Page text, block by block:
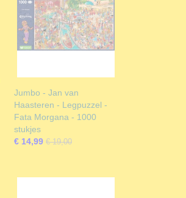
Jumbo - Jan van
Haasteren - Legpuzzel -
Fata Morgana - 1000
stukjes
€ 14,99 € 19,00